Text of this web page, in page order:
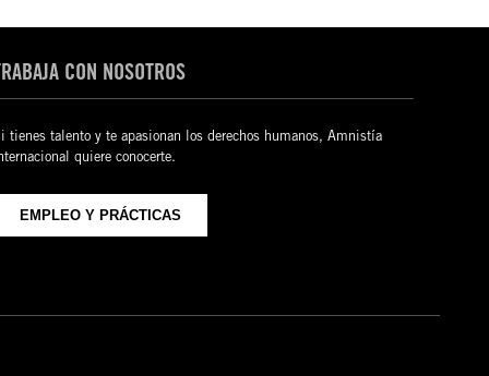
CON NOSOTROS
tienes talento y te apasionan los derechos humanos, Amnistía
quiere conocerte.
EMPLEO Y PRÁCTICAS